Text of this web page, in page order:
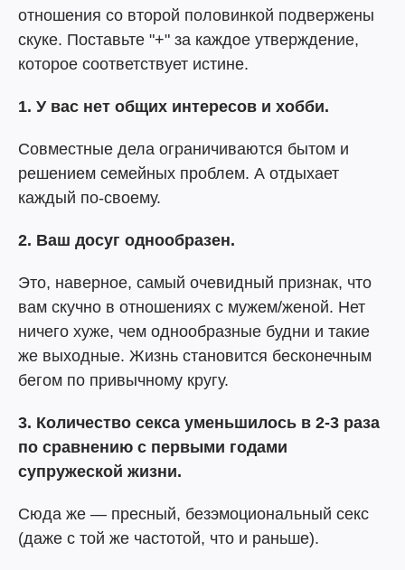
отношения со второй половинкой подвержены
скуке. Поставьте "+" за каждое утверждение,
которое соответствует истине.
1. У вас нет общих интересов и хобби.
Совместные дела ограничиваются бытом и
решением семейных проблем. А отдыхает
каждый по-своему.
2. Ваш досуг однообразен.
Это, наверное, самый очевидный признак, что
вам скучно в отношениях с мужем/женой. Нет
ничего хуже, чем однообразные будни и такие
же выходные. Жизнь становится бесконечным
бегом по привычному кругу.
3. Количество секса уменьшилось в 2-3 раза
по сравнению с первыми годами
супружеской жизни.
Сюда же — пресный, безэмоциональный секс
(даже с той же частотой, что и раньше).